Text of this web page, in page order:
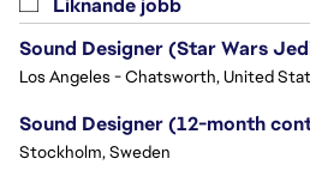
Liknande jobb
Sound Designer (Star Wars
Los Angeles - Chatsworth, United
Sound Designer (12-month
Stockholm, Sweden